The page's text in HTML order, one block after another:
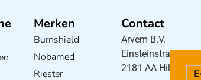
Merken
Burnshield
Nobamed
Riester
Contact
Arvem B.V.
Einsteinstraat 5
2181 AA Hillegom